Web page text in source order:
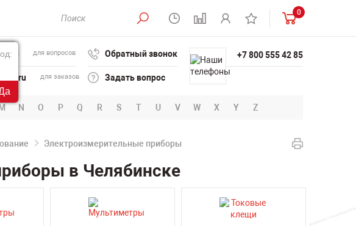
0
для вопросов
для заказов
Обратный звонок
Задать вопрос
+7 800 555 42 85
N O P Q R S T U V W X Y Z
Электроизмерительные приборы
в Челябинске